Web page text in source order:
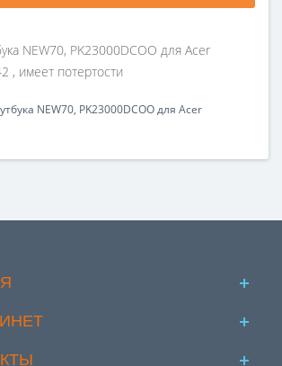
NEW70, PK23000DCOO для Acer
, имеет потертости
NEW70, PK23000DCOO для Acer